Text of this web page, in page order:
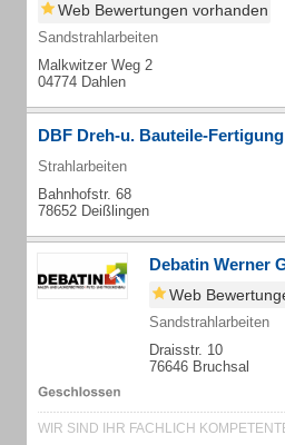
Web Bewertungen vorhanden
Sandstrahlarbeiten
Malkwitzer Weg 2
04774 Dahlen
DBF Dreh-u. Bauteile-
Strahlarbeiten
Bahnhofstr. 68
78652 Deißlingen
Debatin Werner
Web
Sandstrahlarbeiten
Draisstr. 10
76646 Bruchsal